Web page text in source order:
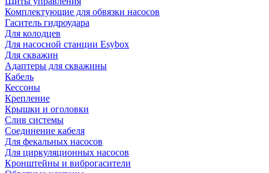
Комплектующие для обвязки насосов
Гаситель гидроудара
Для колодцев
Для насосной станции Esybox
Для скважин
Адаптеры для скважины
Кабель
Кессоны
Крепление
Крышки и оголовки
Слив системы
Соединение кабеля
Для фекальных насосов
Для циркуляционных насосов
Кронштейны и виброгасители